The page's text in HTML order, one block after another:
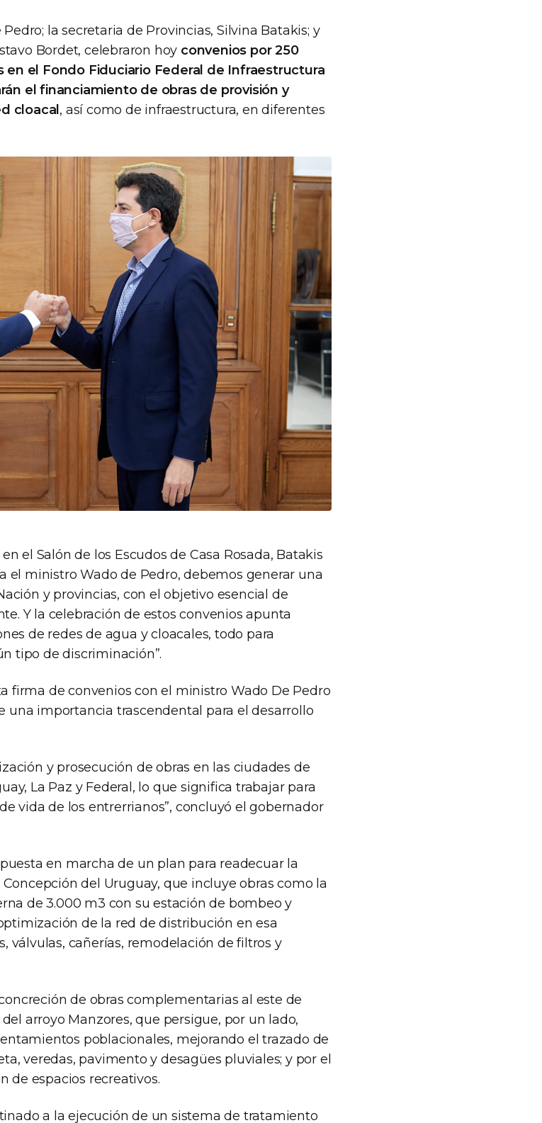
la secretaria de Provincias, Silvina Batakis; y
Bordet, celebraron hoy convenios por 250
el Fondo Fiduciario Federal de Infraestructura
el financiamiento de obras de provisión y
cloacal , así como de infraestructura, en diferentes
el Salón de los Escudos de Casa Rosada, Batakis
el ministro Wado de Pedro, debemos generar una
y provincias, con el objetivo esencial de
Y la celebración de estos convenios apunta
de redes de agua y cloacales, todo para
tipo de discriminación”.
firma de convenios con el ministro Wado De Pedro
una importancia trascendental para el desarrollo
y prosecución de obras en las ciudades de
La Paz y Federal, lo que significa trabajar para
vida de los entrerrianos”, concluyó el gobernador
en marcha de un plan para readecuar la
del Uruguay, que incluye obras como la
de 3.000 m3 con su estación de bombeo y
de la red de distribución en esa
válvulas, cañerías, remodelación de filtros y
de obras complementarias al este de
arroyo Manzores, que persigue, por un lado,
poblacionales, mejorando el trazado de
veredas, pavimento y desagües pluviales; y por el
de espacios recreativos.
a la ejecución de un sistema de tratamiento